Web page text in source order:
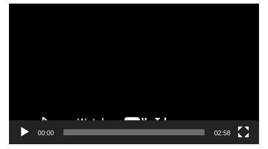
00:00 02:58